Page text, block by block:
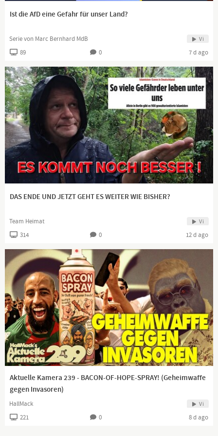
Ist die AfD eine Gefahr für unser Land?
Serie von Marc Bernhard MdB Vi
89 0 7 d ago
DAS ENDE UND JETZT GEHT ES WEITER WIE BISHER?
Team Heimat Vi
314 0 12 d ago
Aktuelle Kamera 239 - BACON-OF-HOPE-SPRAY! (Geheimwaffe
gegen Invasoren)
HallMack Vi
221 0 8 d ago